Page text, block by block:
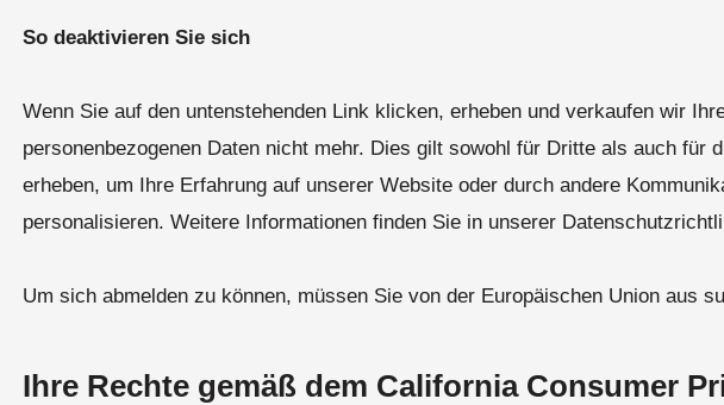
So deaktivieren Sie sich
Wenn Sie auf den untenstehenden Link klicken, erheben und verkaufen wir
personenbezogenen Daten nicht mehr. Dies gilt sowohl für Dritte als auch für
erheben, um Ihre Erfahrung auf unserer Website oder durch andere
personalisieren. Weitere Informationen finden Sie in unserer
Um sich abmelden zu können, müssen Sie von der Europäischen Union aus
Ihre Rechte gemäß dem California Consumer